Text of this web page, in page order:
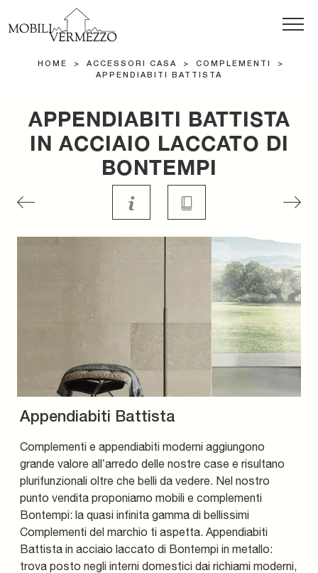
HOME > ACCESSORI CASA > COMPLEMENTI
>
APPENDIABITI BATTISTA
APPENDIABITI BATTISTA
IN ACCIAIO LACCATO DI
BONTEMPI
Appendiabiti Battista
Complementi e appendiabiti moderni aggiungono
grande valore all’arredo delle nostre case e risultano
plurifunzionali oltre che belli da vedere. Nel nostro
punto vendita proponiamo mobili e complementi
Bontempi: la quasi infinita gamma di bellissimi
Complementi del marchio ti aspetta. Appendiabiti
Battista in acciaio laccato di Bontempi in metallo:
trova posto negli interni domestici dai richiami moderni,